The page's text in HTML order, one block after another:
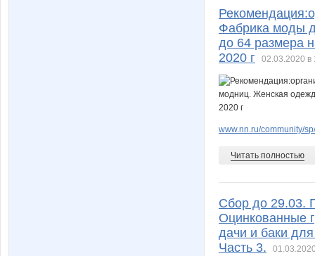
Фабрика моды
до 64 размера
2020 г
02.03.2020 в
www.nn.ru/community/
Читать полностью
Сбор до 29.03.
Оцинкованные
дачи и баки
Часть 3.